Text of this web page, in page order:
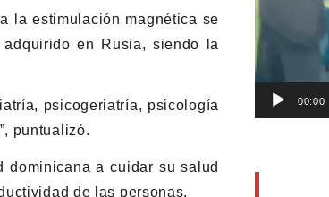
la estimulación magnética se
en Rusia, siendo la
psicogeriatría, psicología
puntualizó.
a cuidar su salud
de las personas.
00:00